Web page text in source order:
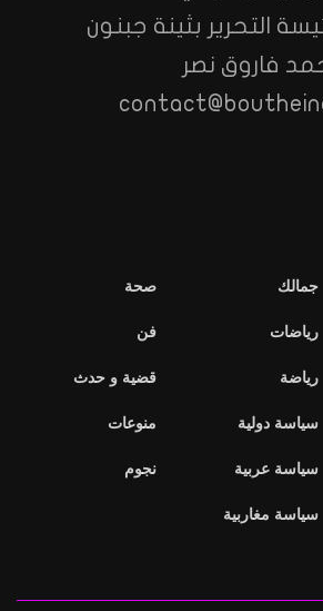
التحرير بثينة جبنون
فاروق نصر
جمالك
رياضات
رياضة
سياسة دولية
سياسة عربية
سياسة مغاربية
صحة
فن
قضية و حدث
منوعات
نجوم